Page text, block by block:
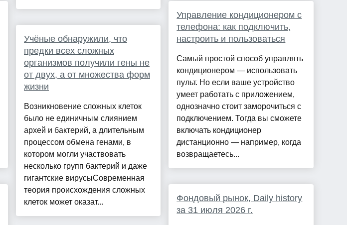
Учёные обнаружили, что
предки всех сложных
организмов получили гены не
от двух, а от множества форм
жизни
Возникновение сложных клеток
было не единичным слиянием
архей и бактерий, а длительным
процессом обмена генами, в
котором могли участвовать
несколько групп бактерий и даже
гигантские вирусыСовременная
теория происхождения сложных
клеток может оказат...
Управление кондиционером с
телефона: как подключить,
настроить и пользоваться
Самый простой способ управлять
кондиционером — использовать
пульт. Но если ваше устройство
умеет работать с приложением,
однозначно стоит заморочиться с
подключением. Тогда вы сможете
включать кондиционер
дистанционно — например, когда
возвращаетесь...
Фондовый рынок, Daily history
за 31 июля 2026 г.